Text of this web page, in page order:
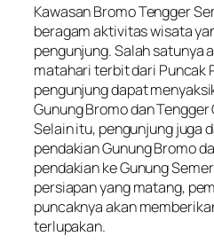
Kawasan Bromo Tengger
beragam aktivitas wisata
pengunjung. Salah satunya
matahari terbit dari Puncak
pengunjung dapat
Gunung Bromo dan
Selain itu, pengunjung juga
pendakian Gunung Bromo
pendakian ke Gunung
persiapan yang matang,
puncaknya akan
terlupakan.